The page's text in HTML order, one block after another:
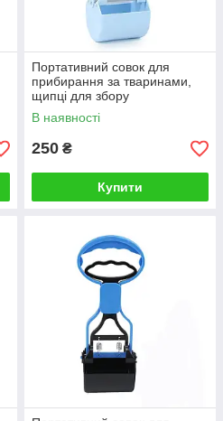
Портативний совок для
прибирання за тваринами,
щипці для збору
екскрементів собак і котів
Блакитний
В наявності
250 ₴
Купити